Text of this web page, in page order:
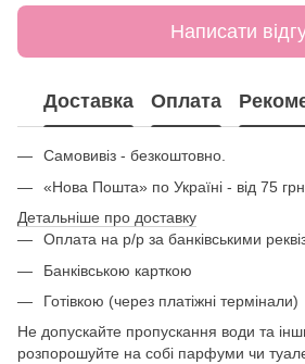
Написати
Доставка Оплата
Самовивіз - безкоштовно.
«Нова Пошта» по Україні - від 75 грн.
Детальніше про доставку
Оплата на р/р за банківськими
Банківською карткою
Готівкою (через платіжні термінали)
Не допускайте пропускання води та
розпорошуйте на собі парфуми чи